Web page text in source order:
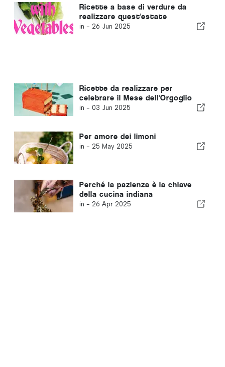
Ricette a base di verdure da
realizzare quest'estate
in - 26 Jun 2025
Ricette da realizzare per
celebrare il Mese dell'Orgoglio
in - 03 Jun 2025
Per amore dei limoni
in - 25 May 2025
Perché la pazienza è la chiave
della cucina indiana
in - 26 Apr 2025